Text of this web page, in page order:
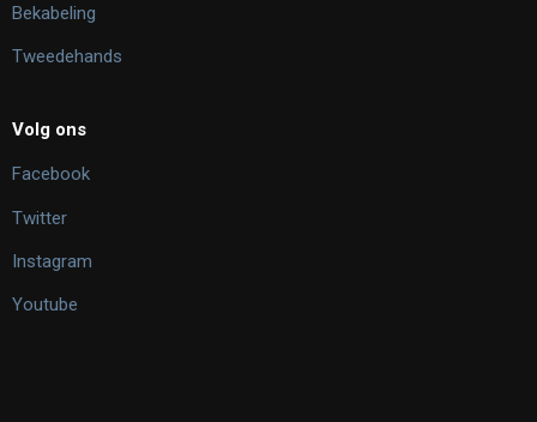
Bekabeling
Tweedehands
Volg ons
Facebook
Twitter
Instagram
Youtube